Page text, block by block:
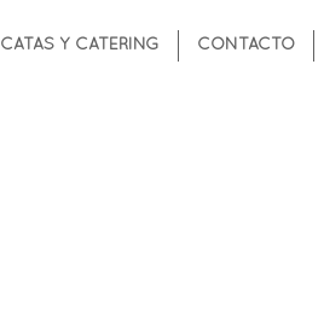
CATAS Y CATERING CONTACTO